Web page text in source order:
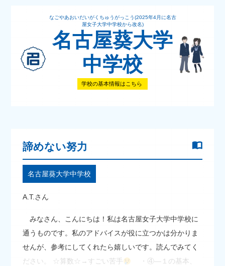
なごやあおいだいがくちゅうがっこう(2025年4月に名古
屋女子大学中学校から改名)
名古屋葵大学
中学校
学校の基本情報はこちら
諦めない努力
名古屋葵大学中学校
A.T.さん
みなさん、こんにちは！私は名古屋女子大学中学校に
通うものです。私のアドバイスが役に立つかは分かりま
せんが、参考にしてくれたら嬉しいです。読んでみてく
ださい。 ☆算数☆→すごい苦手
・④―１の基本、